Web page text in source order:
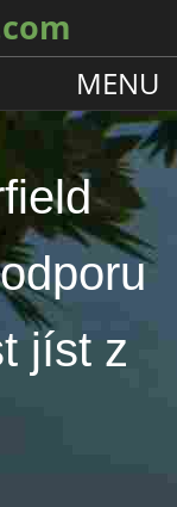
MENU
jíst z